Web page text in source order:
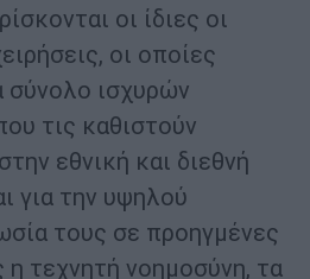
οι ίδιες οι
οι οποίες
σύνολο ισχυρών
τις καθιστούν
εθνική και διεθνή
για την υψηλού
τους σε προηγμένες
τεχνητή νοημοσύνη, τα